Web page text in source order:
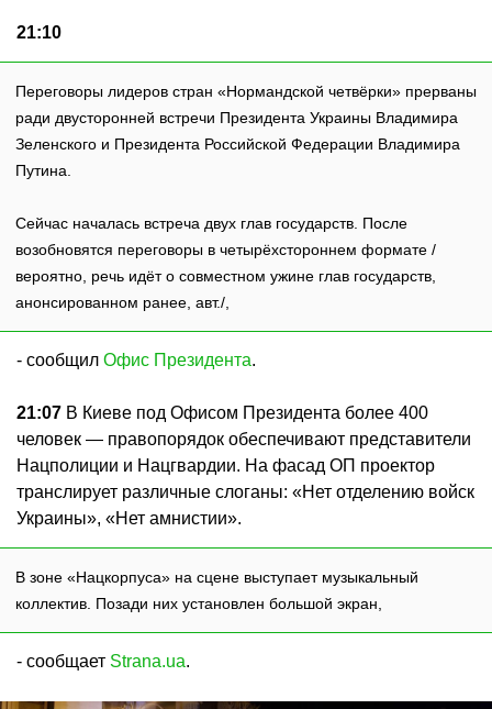
21:10
Переговоры лидеров стран «Нормандской четвёрки» прерваны
ради двусторонней встречи Президента Украины Владимира
Зеленского и Президента Российской Федерации Владимира
Путина.
Сейчас началась встреча двух глав государств. После
возобновятся переговоры в четырёхстороннем формате /
вероятно, речь идёт о совместном ужине глав государств,
анонсированном ранее, авт./,
- сообщил Офис Президента.
21:07 В Киеве под Офисом Президента более 400
человек — правопорядок обеспечивают представители
Нацполиции и Нацгвардии. На фасад ОП проектор
транслирует различные слоганы: «Нет отделению войск
Украины», «Нет амнистии».
В зоне «Нацкорпуса» на сцене выступает музыкальный
коллектив. Позади них установлен большой экран,
- сообщает Strana.ua.